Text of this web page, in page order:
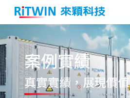
案例實績
真實實績 ，展現價值